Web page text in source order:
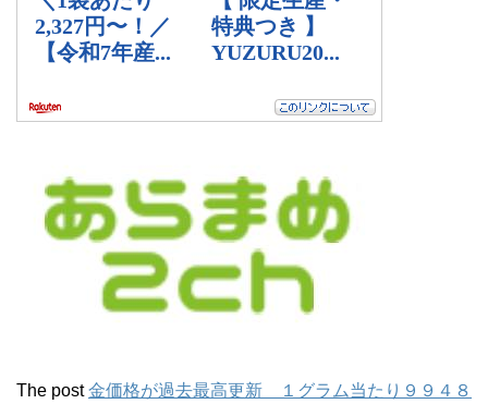
The post金価格が過去最高更新 １グラム当たり９９４８